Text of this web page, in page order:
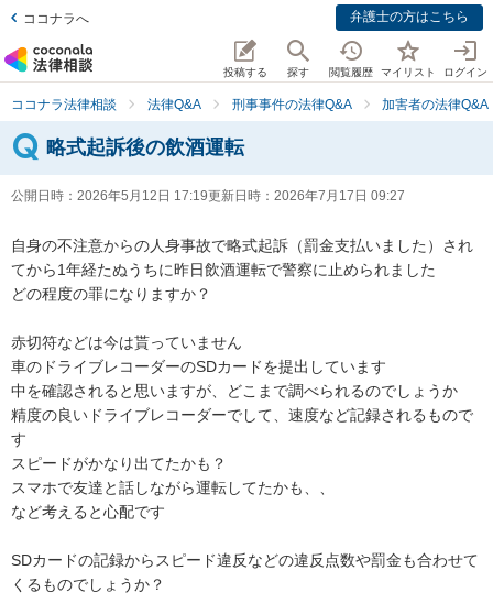
ココナラへ 弁護士の方はこちら
投稿する 探す 閲覧履歴 マイリスト ログイン
ココナラ法律相談 法律Q&A 刑事事件の法律Q&A 加害者の法律Q&A
略式起訴後の飲酒運転
公開日時： 2026年5月12日 17:19更新日時： 2026年7月17日 09:27
自身の不注意からの人身事故で略式起訴（罰金支払いました）され
てから1年経たぬうちに昨日飲酒運転で警察に止められました
どの程度の罪になりますか？
赤切符などは今は貰っていません
車のドライブレコーダーのSDカードを提出しています
中を確認されると思いますが、どこまで調べられるのでしょうか
精度の良いドライブレコーダーでして、速度など記録されるもので
す
スピードがかなり出てたかも？
スマホで友達と話しながら運転してたかも、、
など考えると心配です
SDカードの記録からスピード違反などの違反点数や罰金も合わせて
くるものでしょうか？